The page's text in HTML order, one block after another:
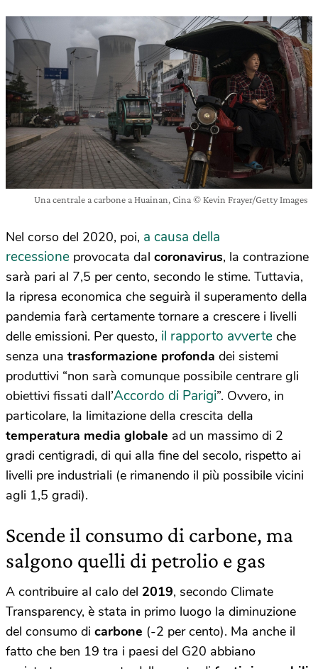
Una centrale a carbone a Huainan, Cina © Kevin Frayer/Getty Images
Nel corso del 2020, poi, a causa della
recessione provocata dal coronavirus, la contrazione
sarà pari al 7,5 per cento, secondo le stime. Tuttavia,
la ripresa economica che seguirà il superamento della
pandemia farà certamente tornare a crescere i livelli
delle emissioni. Per questo, il rapporto avverte che
senza una trasformazione profonda dei sistemi
produttivi “non sarà comunque possibile centrare gli
obiettivi fissati dall’Accordo di Parigi”. Ovvero, in
particolare, la limitazione della crescita della
temperatura media globale ad un massimo di 2
gradi centigradi, di qui alla fine del secolo, rispetto ai
livelli pre industriali (e rimanendo il più possibile vicini
agli 1,5 gradi).
Scende il consumo di carbone, ma
salgono quelli di petrolio e gas
A contribuire al calo del 2019, secondo Climate
Transparency, è stata in primo luogo la diminuzione
del consumo di carbone (-2 per cento). Ma anche il
fatto che ben 19 tra i paesi del G20 abbiano